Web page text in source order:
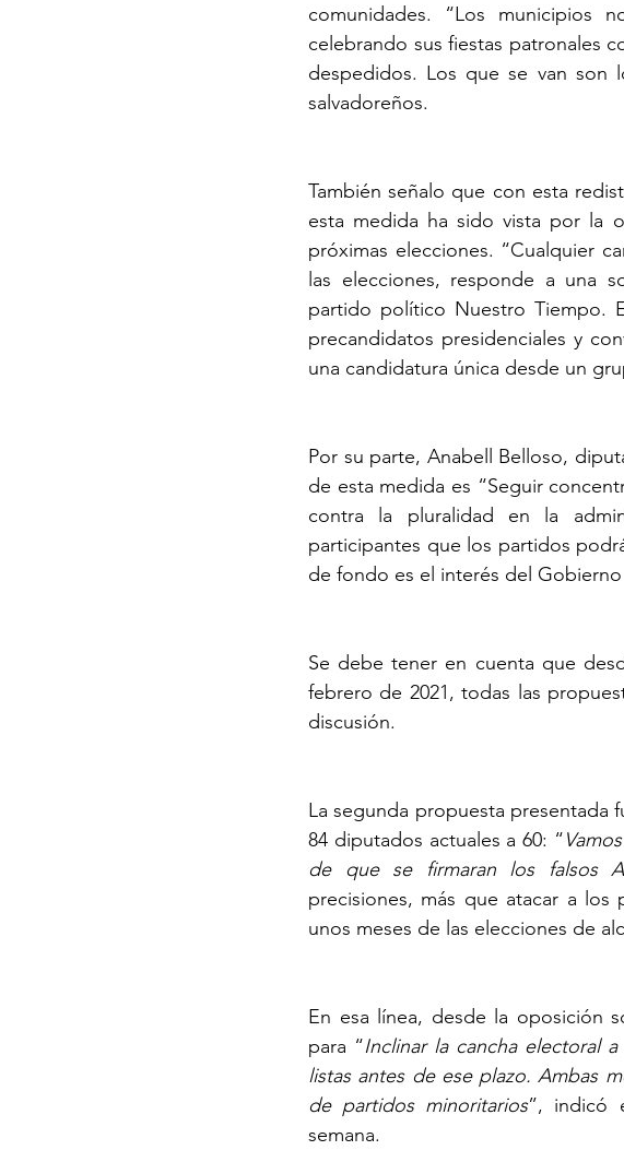
comunidades. “Los municipios
celebrando sus fiestas patronales
despedidos. Los que se van son
salvadoreños.
También señalo que con esta
esta medida ha sido vista por la
próximas elecciones. “Cualquier
las elecciones, responde a una
partido político Nuestro Tiempo.
precandidatos presidenciales y
una candidatura única desde un
Por su parte, Anabell Belloso,
de esta medida es “Seguir
contra la pluralidad en la
participantes que los partidos
de fondo es el interés del
Se debe tener en cuenta que
febrero de 2021, todas las
discusión.
La segunda propuesta presentada
84 diputados actuales a 60: “
de que se firmaran los falsos
precisiones, más que atacar a
unos meses de las elecciones de
En esa línea, desde la oposición
para “Inclinar la cancha electoral a
listas antes de ese plazo. Ambas
de partidos minoritarios”, indicó
semana.